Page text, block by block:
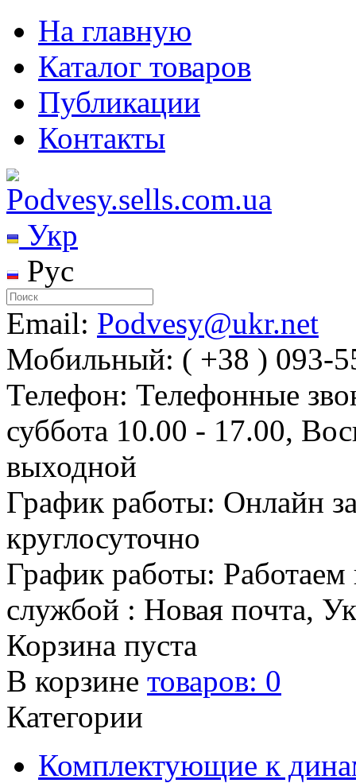
На главную
Каталог товаров
Публикации
Контакты
Укр
Рус
Email: Podvesy@ukr.net
Мобильный: ( +38 ) 093-
Телефон: Телефонные
суббота 10.00 - 17.00,
выходной
График работы: Онлайн
круглосуточно
График работы: Работаем
службой : Новая почта,
Корзина пуста
В корзине товаров: 0
Категории
Комплектующие к